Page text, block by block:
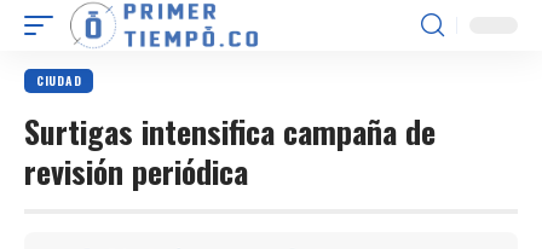
CIUDAD
Surtigas intensifica campaña de
revisión periódica